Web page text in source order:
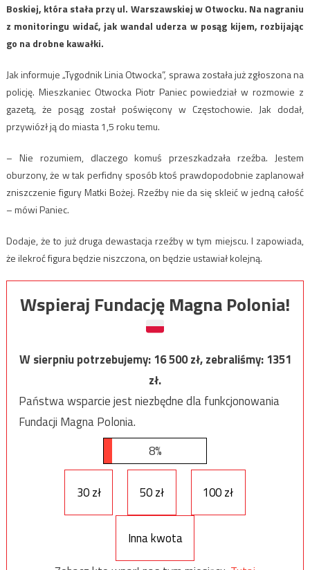
Boskiej, która stała przy ul. Warszawskiej w Otwocku. Na nagraniu
z monitoringu widać, jak wandal uderza w posąg kijem, rozbijając
go na drobne kawałki.
Jak informuje „Tygodnik Linia Otwocka”, sprawa została już zgłoszona na
policję. Mieszkaniec Otwocka Piotr Paniec powiedział w rozmowie z
gazetą, że posąg został poświęcony w Częstochowie. Jak dodał,
przywiózł ją do miasta 1,5 roku temu.
– Nie rozumiem, dlaczego komuś przeszkadzała rzeźba. Jestem
oburzony, że w tak perfidny sposób ktoś prawdopodobnie zaplanował
zniszczenie figury Matki Bożej. Rzeźby nie da się skleić w jedną całość
– mówi Paniec.
Dodaje, że to już druga dewastacja rzeźby w tym miejscu. I zapowiada,
że ilekroć figura będzie niszczona, on będzie ustawiał kolejną.
Wspieraj Fundację Magna Polonia!
W sierpniu potrzebujemy:16 500zł, zebraliśmy:1351
zł.
Państwa wsparcie jest niezbędne dla funkcjonowania
Fundacji Magna Polonia.
8%
30 zł 50 zł 100 zł
Inna kwota